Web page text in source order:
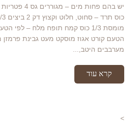
מומסת 1/3 כוס קמח תופח מלח –
הטעם קורט אגוז מוסקט מעט גבינת פרמזן
מערבבים היטב,...
קרא עוד
>